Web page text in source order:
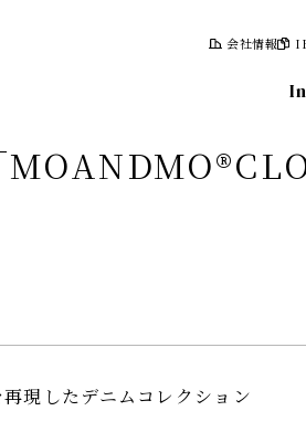
会社情報
株主総会
現したデニムコレクション